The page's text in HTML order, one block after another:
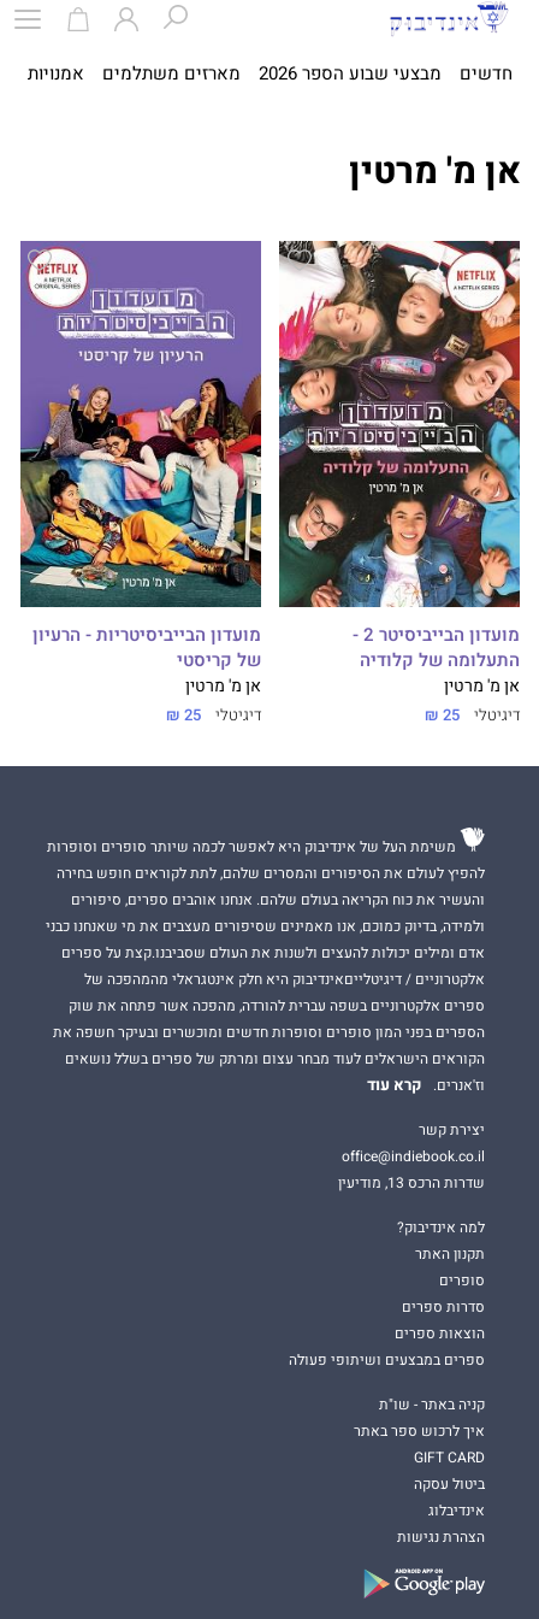
חדשים מבצעי שבוע הספר 2026 מארזים משתלמים אמנויות
אן מ' מרטין
מועדון הבייביסיטר 2 -
התעלומה של קלודיה
אן מ' מרטין
דיגיטלי 25 ₪
מועדון הבייביסיטריות - הרעיון
של קריסטי
אן מ' מרטין
דיגיטלי 25 ₪
משימת העל של אינדיבוק היא לאפשר לכמה שיותר סופרים וסופרות
להפיץ לעולם את הסיפורים והמסרים שלהם, לתת לקוראים חופש בחירה
והעשיר את כוח הקריאה בעולם שלהם. אנחנו אוהבים ספרים, סיפורים
ולמידה, בדיוק כמוכם, אנו מאמינים שסיפורים מעצבים את מי שאנחנו כבני
אדם ומילים יכולות להעצים ולשנות את העולם שסביבנו.קצת על ספרים
אלקטרוניים / דיגיטלייםאינדיבוק היא חלק אינטגראלי מהמהפכה של
ספרים אלקטרוניים בשפה עברית להורדה, מהפכה אשר פתחה את שוק
הספרים בפני המון סופרים וסופרות חדשים ומוכשרים ובעיקר חשפה את
הקוראים הישראלים לעוד מבחר עצום ומרתק של ספרים בשלל נושאים
וז'אנרים.
קרא עוד
יצירת קשר
office@indiebook.co.il
שדרות הרכס 13, מודיעין
למה אינדיבוק?
תקנון האתר
סופרים
סדרות ספרים
הוצאות ספרים
ספרים במבצעים ושיתופי פעולה
קניה באתר - שו"ת
איך לרכוש ספר באתר
GIFT CARD
ביטול עסקה
אינדיבלוג
הצהרת נגישות